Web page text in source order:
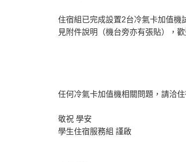
住宿組已完成設置2台冷氣卡加值機
見附件說明（機台旁亦有張貼），
任何冷氣卡加值機相關問題，請洽
敬祝 學安
學生住宿服務組 謹啟